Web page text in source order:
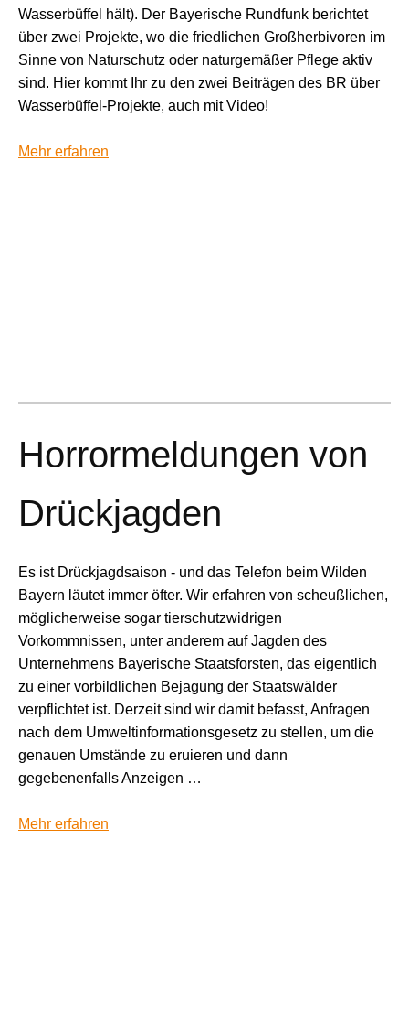
Wasserbüffel hält). Der Bayerische Rundfunk berichtet
über zwei Projekte, wo die friedlichen Großherbivoren im
Sinne von Naturschutz oder naturgemäßer Pflege aktiv
sind. Hier kommt Ihr zu den zwei Beiträgen des BR über
Wasserbüffel-Projekte, auch mit Video!
Mehr erfahren
Horrormeldungen von
Drückjagden
Es ist Drückjagdsaison - und das Telefon beim Wilden
Bayern läutet immer öfter. Wir erfahren von scheußlichen,
möglicherweise sogar tierschutzwidrigen
Vorkommnissen, unter anderem auf Jagden des
Unternehmens Bayerische Staatsforsten, das eigentlich
zu einer vorbildlichen Bejagung der Staatswälder
verpflichtet ist. Derzeit sind wir damit befasst, Anfragen
nach dem Umweltinformationsgesetz zu stellen, um die
genauen Umstände zu eruieren und dann
gegebenenfalls Anzeigen …
Mehr erfahren